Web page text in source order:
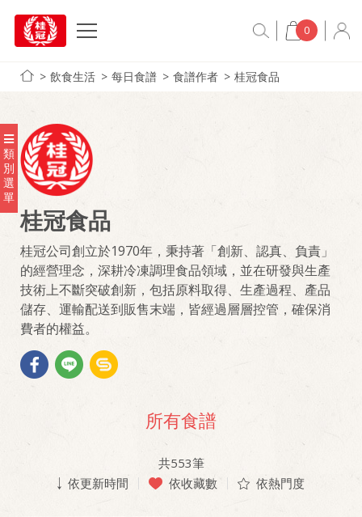
0
飲食生活 每日食譜 食譜作者 桂冠食品
類
別
選
單
桂冠食品
桂冠公司創立於1970年，秉持著「創新、認真、負責」
的經營理念，深耕冷凍調理食品領域，並在研發與生產
技術上不斷突破創新，包括原料取得、生產過程、產品
儲存、運輸配送到販售末端，皆經過層層控管，確保消
費者的權益。
所有食譜
共553筆
依更新時間
依收藏數 依熱門度